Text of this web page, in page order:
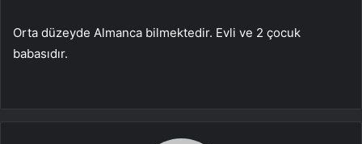
Orta düzeyde Almanca bilmektedir. Evli ve 2 çocuk
babasıdır.